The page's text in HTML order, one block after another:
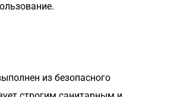
из безопасного